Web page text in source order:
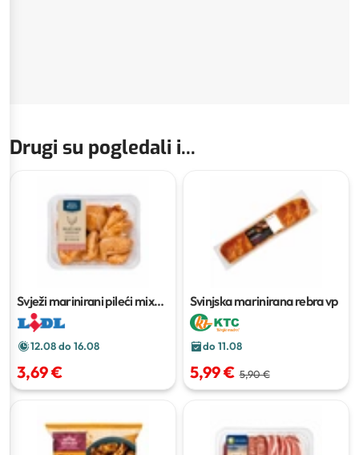
Drugi su pogledali i...
Svježi marinirani pileći mix
cca 500 g
12.08 do 16.08
3,69 €
Svinjska marinirana rebra vp
do 11.08
5,99 € 5,90 €